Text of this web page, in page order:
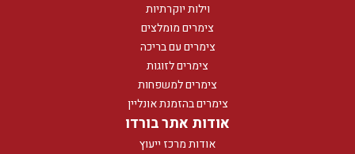
וילות יוקרתיות
צימרים מומלצים
צימרים עם בריכה
צימרים לזוגות
צימרים למשפחות
צימרים בהזמנת אונליין
אודות אתר בורדו
אודות מרכז ייעוץ